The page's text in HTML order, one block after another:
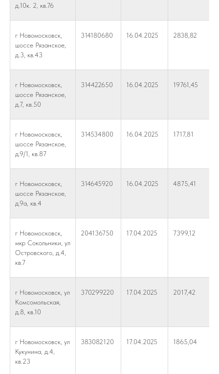
д.10к. 2, кв.76
г Новомосковск,
шоссе Рязанское,
д.3, кв.43
314180680 16.04.2025 2838,82
г Новомосковск,
шоссе Рязанское,
д.7, кв.50
314422650 16.04.2025 19761,45
г Новомосковск,
шоссе Рязанское,
д.9/1, кв.87
314534800 16.04.2025 1717,81
г Новомосковск,
шоссе Рязанское,
д.9а, кв.4
314645920 16.04.2025 4875,41
г Новомосковск,
мкр Сокольники, ул
Островского, д.4,
кв.7
204136750 17.04.2025 7399,12
г Новомосковск, ул
Комсомольская,
д.8, кв.10
370299220 17.04.2025 2017,42
г Новомосковск, ул
Кукунина, д.4,
кв.23
383082120 17.04.2025 1865,04